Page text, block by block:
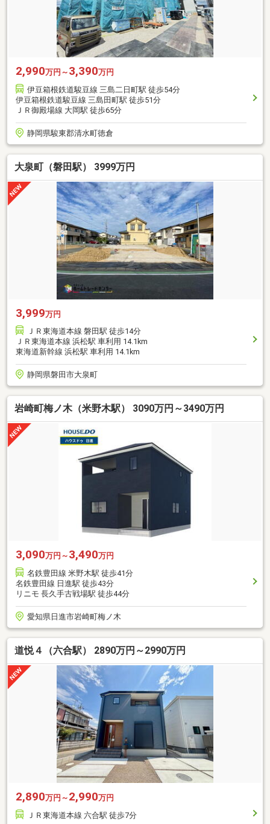
2,990万円～ 3,390万円
伊豆箱根鉄道駿豆線 三島二日町駅 徒歩54分
伊豆箱根鉄道駿豆線 三島田町駅 徒歩51分
ＪＲ御殿場線 大岡駅 徒歩65分
静岡県駿東郡清水町徳倉
大泉町（磐田駅） 3999万円
3,999万円
ＪＲ東海道本線 磐田駅 徒歩14分
ＪＲ東海道本線 浜松駅 車利用 14.1km
東海道新幹線 浜松駅 車利用 14.1km
静岡県磐田市大泉町
岩崎町梅ノ木（米野木駅） 3090万円～3490万円
3,090万円～ 3,490万円
名鉄豊田線 米野木駅 徒歩41分
名鉄豊田線 日進駅 徒歩43分
リニモ 長久手古戦場駅 徒歩44分
愛知県日進市岩崎町梅ノ木
道悦４（六合駅） 2890万円～2990万円
2,890万円～ 2,990万円
ＪＲ東海道本線 六合駅 徒歩7分